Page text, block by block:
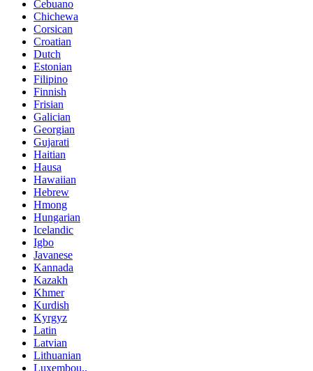
Cebuano
Chichewa
Corsican
Croatian
Dutch
Estonian
Filipino
Finnish
Frisian
Galician
Georgian
Gujarati
Haitian
Hausa
Hawaiian
Hebrew
Hmong
Hungarian
Icelandic
Igbo
Javanese
Kannada
Kazakh
Khmer
Kurdish
Kyrgyz
Latin
Latvian
Lithuanian
Luxembou..